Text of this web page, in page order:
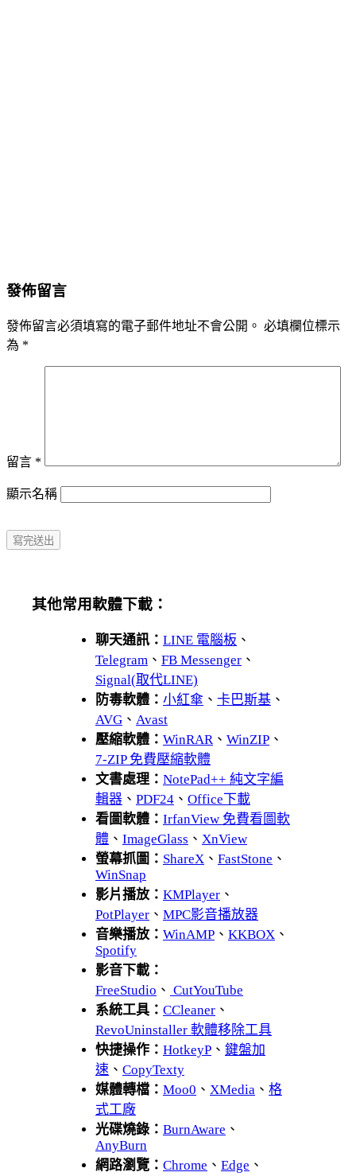
發佈留言
發佈留言必須填寫的電子郵件地址不會公開。 必填欄位標示
為 *
留言 *
顯示名稱
其他常用軟體下載：
聊天通訊： LINE 電腦板 、
Telegram 、 FB Messenger 、
Signal(取代LINE)
防毒軟體： 小紅傘 、 卡巴斯基 、
AVG 、 Avast
壓縮軟體： WinRAR、 WinZIP 、
7-ZIP 免費壓縮軟體
文書處理： NotePad++ 純文字編
輯器 、 PDF24 、 Office下載
看圖軟體： IrfanView 免費看圖軟
體 、 ImageGlass 、 XnView
螢幕抓圖： ShareX 、 FastStone 、
WinSnap
影片播放： KMPlayer 、
PotPlayer 、 MPC影音播放器
音樂播放： WinAMP 、 KKBOX 、
Spotify
影音下載：
FreeStudio 、 CutYouTube
系統工具： CCleaner 、
RevoUninstaller 軟體移除工具
快捷操作： HotkeyP 、 鍵盤加
速 、 CopyTexty
媒體轉檔： Moo0 、 XMedia 、 格
式工廠
光碟燒錄： BurnAware 、
AnyBurn
網路瀏覽： Chrome 、 Edge 、